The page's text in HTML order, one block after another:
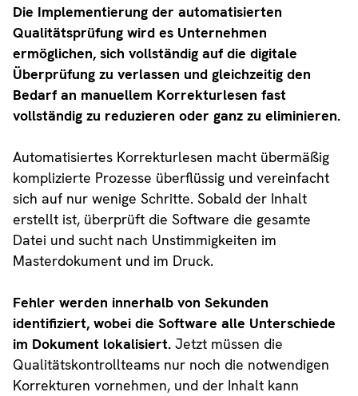
Die Implementierung der automatisierten
Qualitätsprüfung wird es Unternehmen
ermöglichen, sich vollständig auf die digitale
Überprüfung zu verlassen und gleichzeitig den
Bedarf an manuellem Korrekturlesen fast
vollständig zu reduzieren oder ganz zu eliminieren.
Automatisiertes Korrekturlesen macht übermäßig
komplizierte Prozesse überflüssig und vereinfacht
sich auf nur wenige Schritte. Sobald der Inhalt
erstellt ist, überprüft die Software die gesamte
Datei und sucht nach Unstimmigkeiten im
Masterdokument und im Druck.
Fehler werden innerhalb von Sekunden
identifiziert, wobei die Software alle Unterschiede
im Dokument lokalisiert.Jetzt müssen die
Qualitätskontrollteams nur noch die notwendigen
Korrekturen vornehmen, und der Inhalt kann